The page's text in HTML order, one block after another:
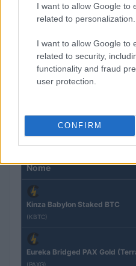
I want to allow Google to
related to personalization.
I want to allow Google to
related to security,
functionality and fraud
user protection.
CONFIRM
FIIs de tijolo e papel: guia para
proprietário
COTAÇÕES CRYPTO
Nome
Kinza Babylon Staked BTC
(KBTC)
Eureka Bridged PAX Gold
(PAXG)